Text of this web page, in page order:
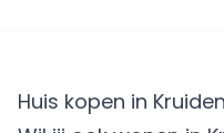
Huis kopen in